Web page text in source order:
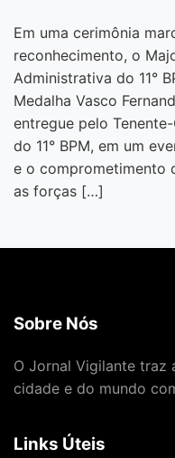
Em uma cerimônia
reconhecimento, o
Administrativa do 11°
Medalha Vasco
entregue pelo
do 11° BPM, em um
e o comprometimento
as forças […]
Sobre Nós
O Jornal Vigilante traz
cidade e do mundo
Links Úteis